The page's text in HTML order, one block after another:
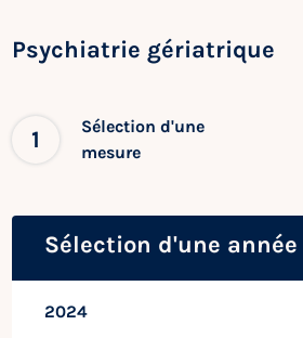
Psychiatrie gériatrique
1
Sélection d'une
mesure
Sélection d'une
2024